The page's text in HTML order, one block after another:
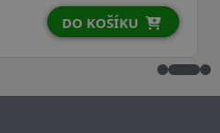
DO KOŠÍKU